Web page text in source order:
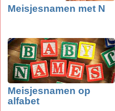
Meisjesnamen met N
Meisjesnamen op
alfabet